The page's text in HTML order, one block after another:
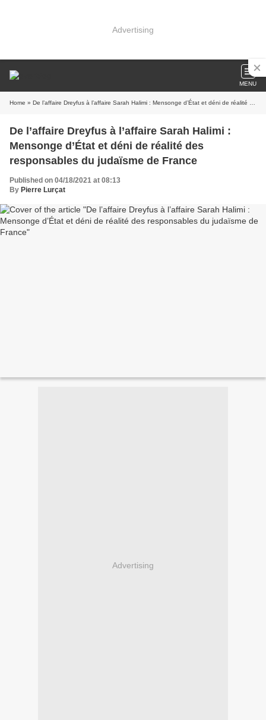
Advertising
MENU
Home » De l’affaire Dreyfus à l’affaire Sarah Halimi : Mensonge d’État et déni de réalité des responsables du judaïsme de France
De l’affaire Dreyfus à l’affaire Sarah Halimi :
Mensonge d’État et déni de réalité des
responsables du judaïsme de France
Published on 04/18/2021 at 08:13
By Pierre Lurçat
Advertising